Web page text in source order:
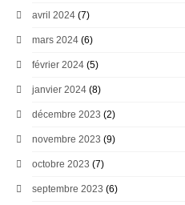
avril 2024 (7)
mars 2024 (6)
février 2024 (5)
janvier 2024 (8)
décembre 2023 (2)
novembre 2023 (9)
octobre 2023 (7)
septembre 2023 (6)